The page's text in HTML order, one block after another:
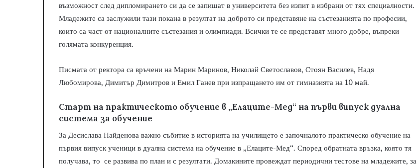
възможност след дипломирането си да се запишат в университета без изпит в избрани от тях специалности.
Младежите са заслужили тази покана в резултат на доброто си представяне на състезанията по професии,
които са част от националните състезания и олимпиади. Всички те се представят много добре, въпреки
голямата конкуренция.
Писмата от ректора са връчени на Марин Маринов, Николай Светославов, Стоян Василев, Надя
Любомирова, Димитър Димитров и Емил Ганев при изпращането им от гимназията на 10 май.
Старт на практическото обучение в „Елаците-Мед“ на първи випуск дуална
система за обучение
За Десислава Найденова важно събитие в историята на училището е започналото практическо обучение на
първия випуск ученици в дуална система на обучение в „Елаците-Мед“. Според обратната връзка, която тя
получава, то се развива по план и с резултати. Домакините провеждат периодични тестове на младежите, за